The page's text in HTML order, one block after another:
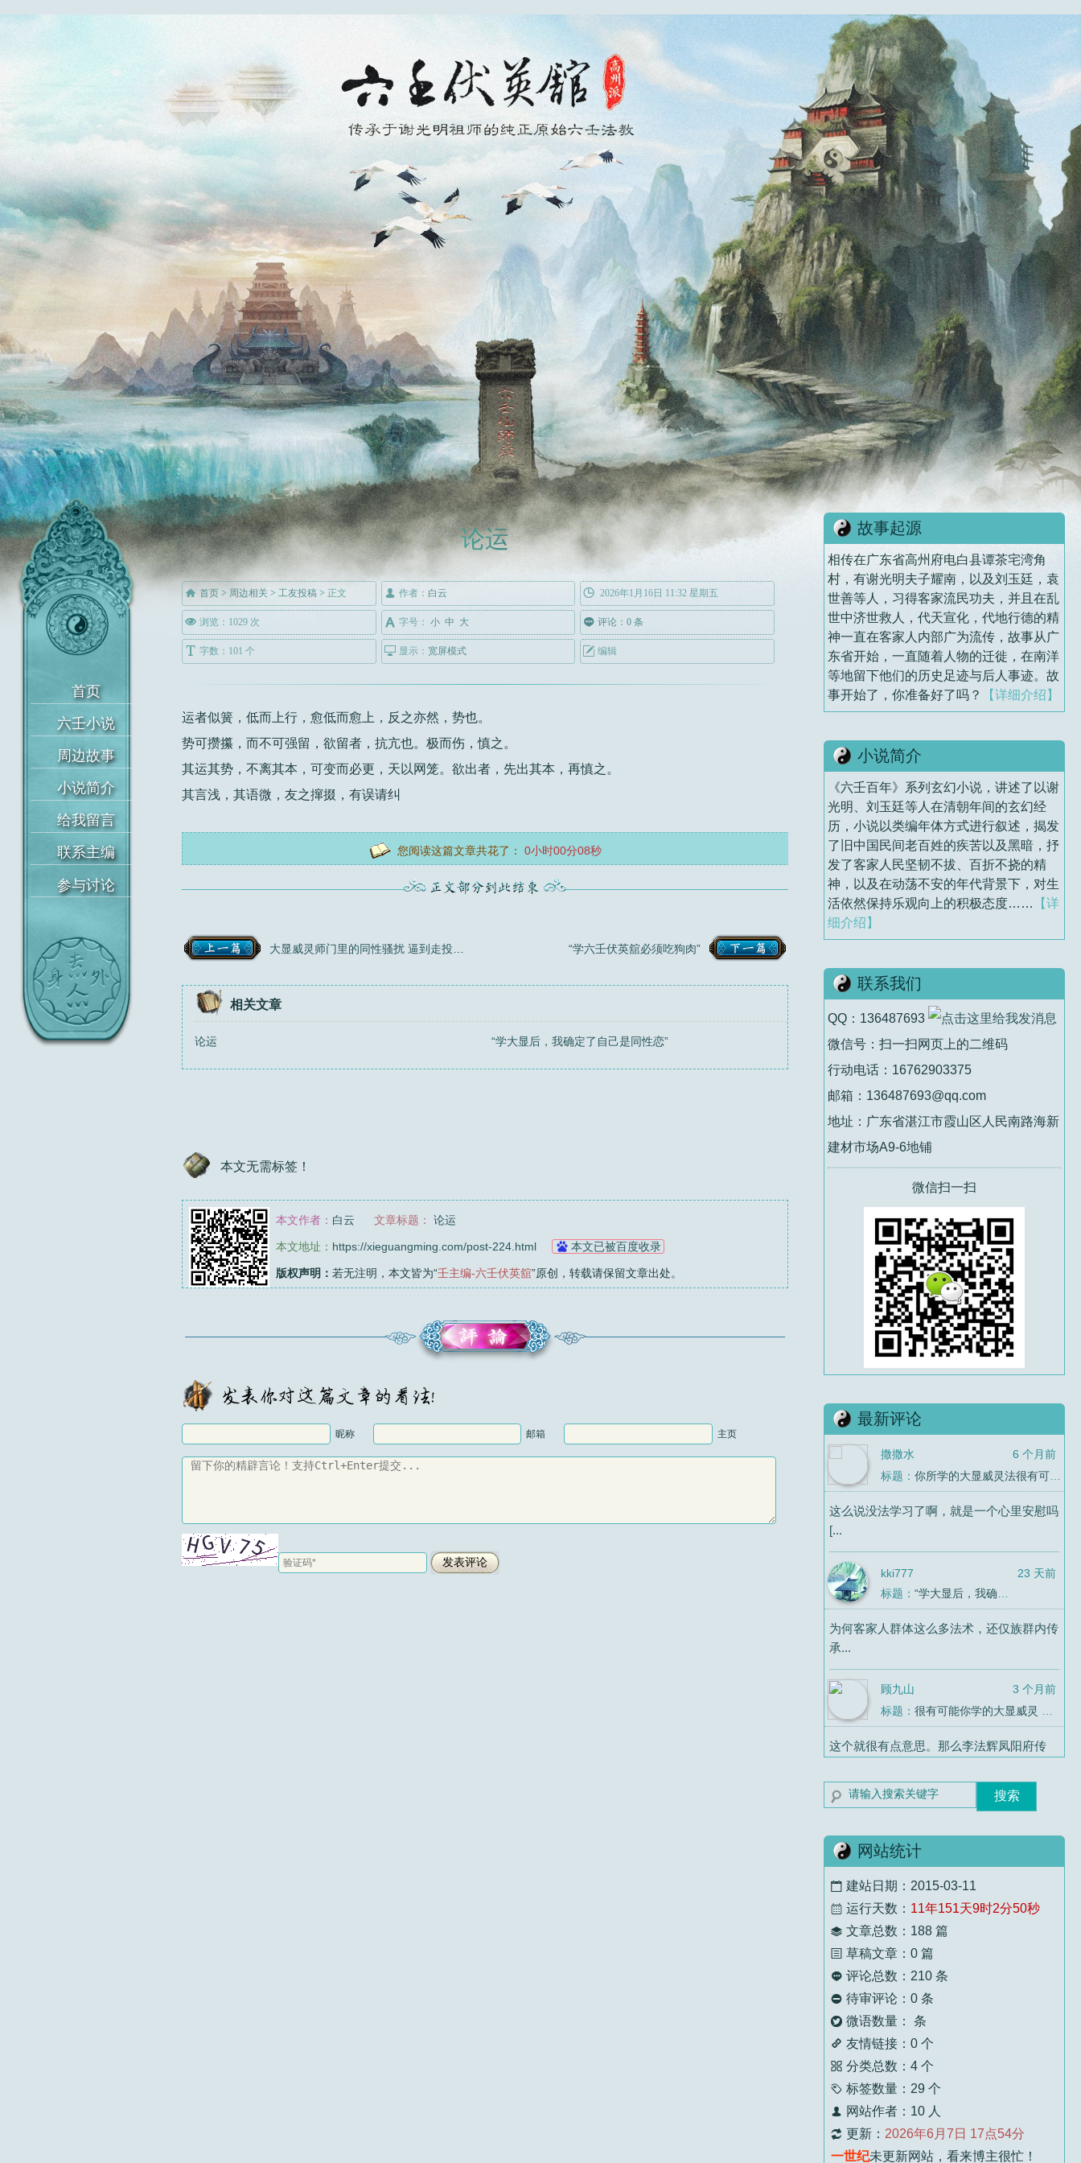
首页
六壬小说
周边故事
给我留言
联系主编
参与讨论
论运
 首页 > 周边相关 > 工友投稿 > 正文  作者： 白云  2026年1月16日 11:32 星期五
 浏览：1029 次  字号： 小 中 大  评论：0 条
 字数：101 个  显示： 宽屏模式  编辑
运者似簧，低而上行，愈低而愈上，反之亦然，势也。
势可攒攥，而不可强留，欲留者，抗亢也。极而伤，慎之。
其运其势，不离其本，可变而必更，天以网笼。欲出者，先出其本，再慎之。
其言浅，其语微，友之撺掇，有误请纠
您阅读这篇文章共花了： 0小时00分09秒
“学六壬伏英舘必须吃狗肉”
相关文章
论运 “学大显后，我确定了自己是同性恋”
本文无需标签！
本文作者： 白云 文章标题： 论运
本文地址： https://xieguangming.com/post-224.html 本文已被百度收录
版权声明： 若无注明，本文皆为“壬主编-六壬伏英舘”原创，转载请保留文章出处。
昵称 邮箱 主页
故事起源
相传在广东省高州府电白县谭茶宅湾角
村，有谢光明夫子耀南，以及刘玉廷，袁
世善等人，习得客家流民功夫，并且在乱
世中济世救人，代天宣化，代地行德的精
神一直在客家人内部广为流传，故事从广
东省开始，一直随着人物的迁徙，在南洋
等地留下他们的历史足迹与后人事迹。故
事开始了，你准备好了吗？
【详细介绍】
小说简介
《六壬百年》系列玄幻小说，讲述了以谢
光明、刘玉廷等人在清朝年间的玄幻经
历，小说以类编年体方式进行叙述，揭发
了旧中国民间老百姓的疾苦以及黑暗，抒
发了客家人民坚韧不拔、百折不挠的精
神，以及在动荡不安的年代背景下，对生
活依然保持乐观向上的积极态度……
【详
细介绍】
联系我们
QQ：136487693
微信号：扫一扫网页上的二维码
行动电话：16762903375
邮箱：136487693@qq.com
地址：广东省湛江市霞山区人民南路海新
建材市场A9-6地铺
微信扫一扫
最新评论
撒撒水
6 个月前
标题： 你所学的大显威灵法很有可能连“法教”都算不上
这么说没法学习了啊，就是一个心里安慰吗
[...
kki777
23 天前
标题： “学大显后，我确定了自己是同性恋”
为何客家人群体这么多法术，还仅族群内传
承...
顾九山
3 个月前
标题： 很有可能你学的大显威灵 最终学了个寂寞
这个就很有点意思。那么李法辉凤阳府传
顾九山
5 个月前
壬师父还是太委婉慈悲了！下次去湛江拜见
师...
顾九山
标题：浅谈六壬法的几种过教方式
老师，晚辈顺走，您慈悲。
顾九山
标题：跟我学习书法需要什么条件？
受...
壬主编
5 个月前
网站统计
 建站日期：2015-03-11
 运行天数： 11年151天9时2分51秒
 文章总数：188 篇
 草稿文章：0 篇
 评论总数：210 条
 待审评论：0 条
 微语数量： 条
 友情链接：0 个
 分类总数：4 个
 标签数量：29 个
 网站作者：10 人
 更新： 2026年6月7日 17点54分
一世纪未更新网站，看来博主很忙！